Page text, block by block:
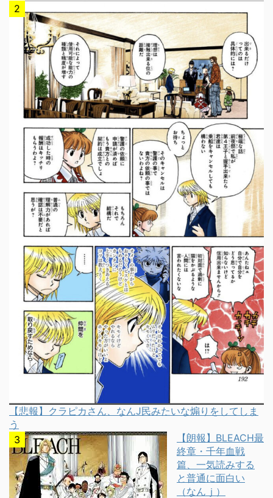
【悲報】クラピカさん、なんJ民みたいな煽りをしてしま
う
【朗報】BLEACH最
終章・千年血戦
篇、一気読みする
と普通に面白い
（なんｊ）